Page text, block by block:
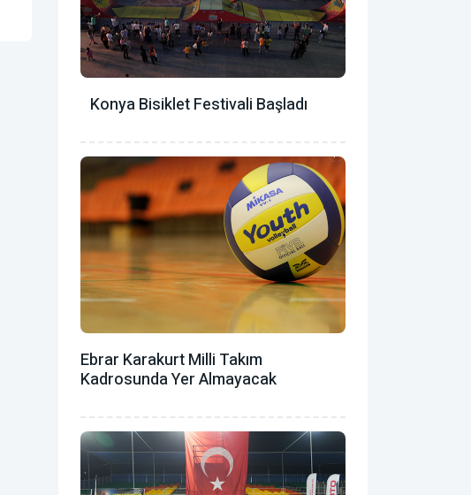
Konya Bisiklet Festivali Başladı
Ebrar Karakurt Milli Takım
Kadrosunda Yer Almayacak